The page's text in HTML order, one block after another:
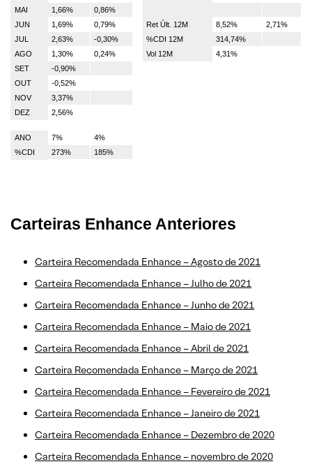
MAI
1,66%
0,86%
JUN
1,69% 0,79% Ret Últ. 12M 8,52%
2,71%
JUL
2,63% -0,30% %CDI 12M
314,74%
AGO
1,30% 0,24% Vol 12M
4,31%
SET
-0,90%
OUT
-0,52%
NOV
3,37%
DEZ
2,56%
ANO 7%
4%
%CDI
273% 185%
Carteiras Enhance Anteriores
Carteira Recomendada Enhance – Agosto de 2021
Carteira Recomendada Enhance – Julho de 2021
Carteira Recomendada Enhance – Junho de 2021
Carteira Recomendada Enhance – Maio de 2021
Carteira Recomendada Enhance – Abril de 2021
Carteira Recomendada Enhance – Março de 2021
Carteira Recomendada Enhance – Fevereiro de 2021
Carteira Recomendada Enhance – Janeiro de 2021
Carteira Recomendada Enhance – Dezembro de 2020
Carteira Recomendada Enhance – novembro de 2020